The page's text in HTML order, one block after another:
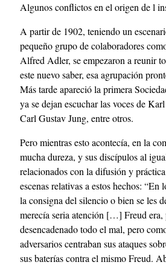
Algunos conflictos en el origen de l
A partir de 1902, teniendo un
pequeño grupo de colaboradores
Alfred Adler, se empezaron a reunir
este nuevo saber, esa agrupación
Más tarde apareció la primera
ya se dejan escuchar las voces de
Carl Gustav Jung, entre otros.
Pero mientras esto acontecía, en la
mucha dureza, y sus discípulos al
relacionados con la difusión y
escenas relativas a estos hechos:
la consigna del silencio o bien se les
merecía seria atención […] Freud
desencadenado todo el mal, pero
adversarios centraban sus ataques
sus baterías contra el mismo Freud.